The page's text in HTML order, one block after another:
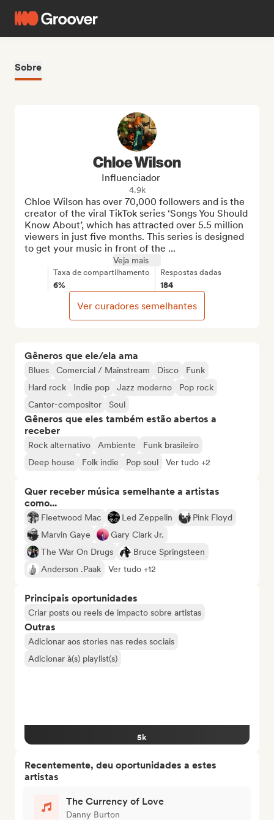
Sobre
Gêneros que ele/ela ama
Blues Comercial / Mainstream Disco
Funk
Hard rock
Indie pop Jazz moderno
Pop rock
Cantor-compositor
Soul
Gêneros que eles também estão abertos a
receber
Rock alternativo Ambiente
Funk brasileiro
Deep house
Folk indie Pop soul Ver tudo +2
Quer receber música semelhante a artistas
como...
Fleetwood Mac Led Zeppelin
Pink Floyd
Marvin Gaye
Gary Clark Jr.
The War On Drugs
Bruce Springsteen
Anderson .Paak
Ver tudo +12
Principais oportunidades
Criar posts ou reels de impacto sobre artistas
Outras
Adicionar aos stories nas redes sociais
Adicionar à(s) playlist(s)
5k
Recentemente, deu oportunidades a estes
artistas
The Currency of Love
Danny Burton
Chloe Wilson
Influenciador
4.9k
Chloe Wilson has over 70,000 followers and is the
creator of the viral TikTok series ‘Songs You Should
Know About’, which has attracted over 5.5 million
viewers in just five months. This series is designed
to get your music in front of the ...
Veja mais
Taxa de compartilhamento
6%
Respostas dadas
184
Ver curadores semelhantes